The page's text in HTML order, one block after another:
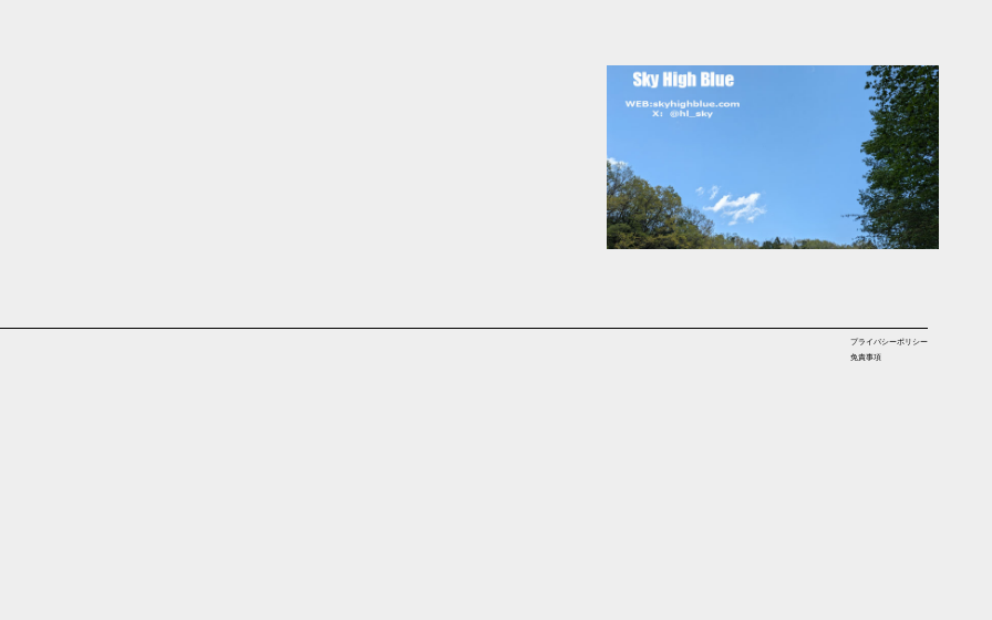
プライバシーポリシー
免責事項